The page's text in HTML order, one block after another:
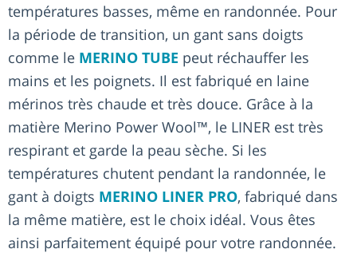
températures basses, même en randonnée. Pour
la période de transition, un gant sans doigts
comme le MERINO TUBE peut réchauffer les
mains et les poignets. Il est fabriqué en laine
mérinos très chaude et très douce. Grâce à la
matière Merino Power Wool™, le LINER est très
respirant et garde la peau sèche. Si les
températures chutent pendant la randonnée, le
gant à doigts MERINO LINER PRO, fabriqué dans
la même matière, est le choix idéal. Vous êtes
ainsi parfaitement équipé pour votre randonnée.